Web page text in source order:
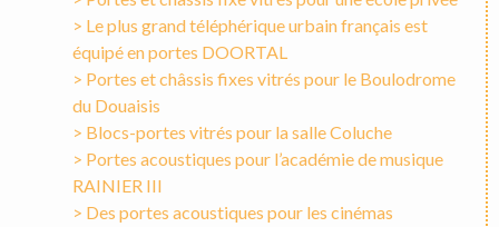
> Le plus grand téléphérique urbain français est
équipé en portes DOORTAL
> Portes et châssis fixes vitrés pour le Boulodrome
du Douaisis
> Blocs-portes vitrés pour la salle Coluche
> Portes acoustiques pour l’académie de musique
RAINIER III
> Des portes acoustiques pour les cinémas